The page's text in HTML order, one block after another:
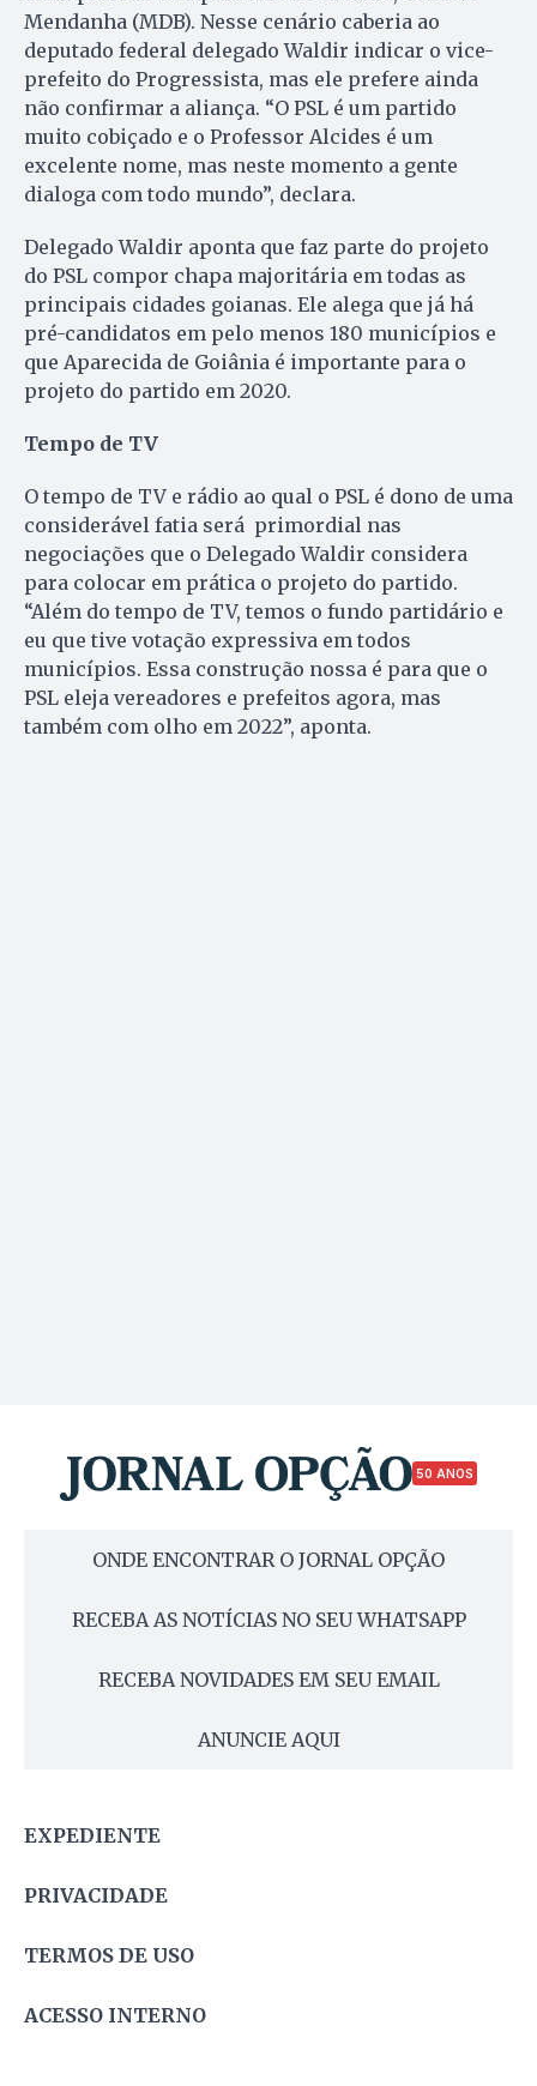
Mendanha (MDB). Nesse cenário caberia ao
deputado federal delegado Waldir indicar o vice-
prefeito do Progressista, mas ele prefere ainda
não confirmar a aliança. “O PSL é um partido
muito cobiçado e o Professor Alcides é um
excelente nome, mas neste momento a gente
dialoga com todo mundo”, declara.
Delegado Waldir aponta que faz parte do projeto
do PSL compor chapa majoritária em todas as
principais cidades goianas. Ele alega que já há
pré-candidatos em pelo menos 180 municípios e
que Aparecida de Goiânia é importante para o
projeto do partido em 2020.
Tempo de TV
O tempo de TV e rádio ao qual o PSL é dono de uma
considerável fatia será primordial nas
negociações que o Delegado Waldir considera
para colocar em prática o projeto do partido.
“Além do tempo de TV, temos o fundo partidário e
eu que tive votação expressiva em todos
municípios. Essa construção nossa é para que o
PSL eleja vereadores e prefeitos agora, mas
também com olho em 2022”, aponta.
50 ANOS
ONDE ENCONTRAR O JORNAL OPÇÃO
RECEBA AS NOTÍCIAS NO SEU WHATSAPP
RECEBA NOVIDADES EM SEU EMAIL
ANUNCIE AQUI
EXPEDIENTE
PRIVACIDADE
TERMOS DE USO
ACESSO INTERNO